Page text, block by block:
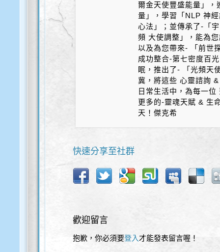
爾金天使豐盛能量」，
量」，學習「NLP 神
心法」；並傳承了-「
頻 大使調整」，能為
以及為您帶來- 「前世
成功整合-第七密度百
眠，推出了- 「光頻天
冀，將這些 心靈諮詢
日常生活中，為每一
更多的-靈魂天賦 & 生
天！傑克希
快速分享至社群
歡迎留言
抱歉，你必須要登入 才能發表留言喔！